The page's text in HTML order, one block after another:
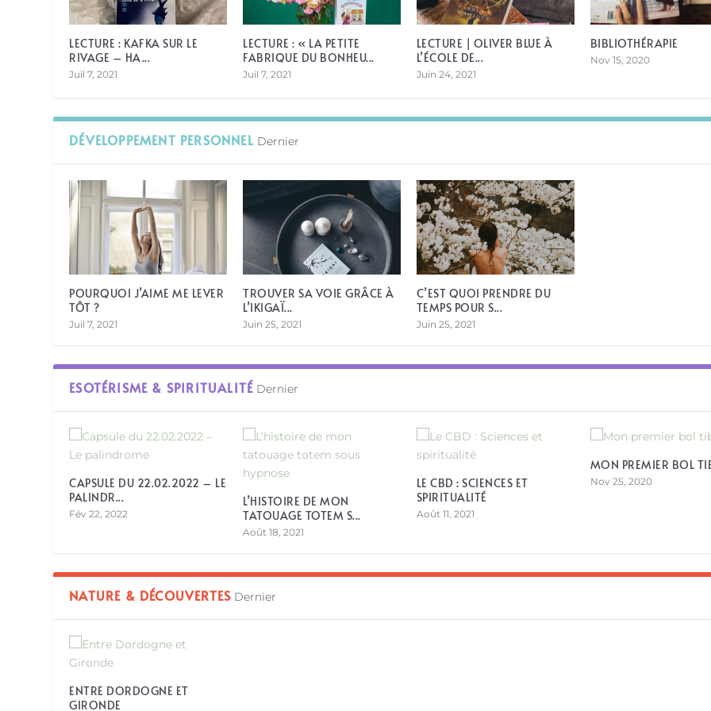
LECTURE : KAFKA SUR LE
RIVAGE – HA...
Juil 7, 2021
LECTURE : « LA PETITE
FABRIQUE DU BONHEU...
Juil 7, 2021
LECTURE | OLIVER BLUE À
L’ÉCOLE DE...
Juin 24, 2021
BIBLIOTHÉRAPIE
Nov 15, 2020
DÉVELOPPEMENT PERSONNEL Dernier
POURQUOI J’AIME ME LEVER
TÔT ?
Juil 7, 2021
TROUVER SA VOIE GRÂCE À
L’IKIGAÏ...
Juin 25, 2021
C’EST QUOI PRENDRE DU
TEMPS POUR S...
Juin 25, 2021
ESOTÉRISME & SPIRITUALITÉ Dernier
CAPSULE DU 22.02.2022 – LE
PALINDR...
Fév 22, 2022
L’HISTOIRE DE MON
TATOUAGE TOTEM S...
Août 18, 2021
LE CBD : SCIENCES ET
SPIRITUALITÉ
Août 11, 2021
MON PREMIER BOL
Nov 25, 2020
NATURE & DÉCOUVERTES Dernier
ENTRE DORDOGNE ET
GIRONDE